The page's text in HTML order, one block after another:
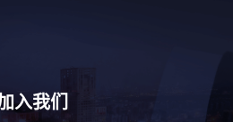
入我们